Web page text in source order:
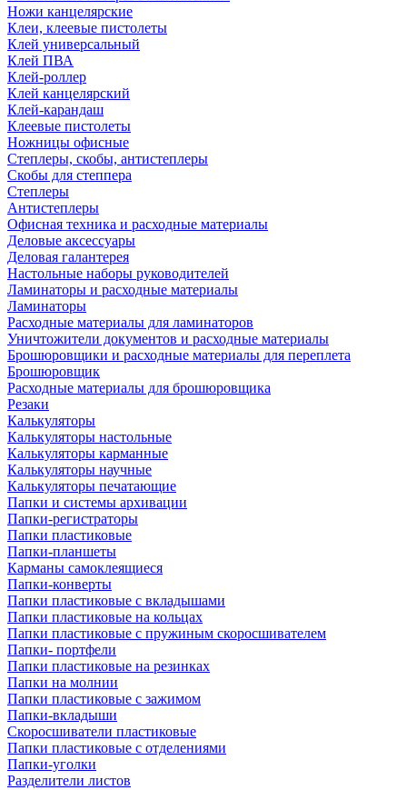
Ножи канцелярские
Клеи, клеевые пистолеты
Клей универсальный
Клей ПВА
Клей-роллер
Клей канцелярский
Клей-карандаш
Клеевые пистолеты
Ножницы офисные
Степлеры, скобы, антистеплеры
Скобы для степпера
Степлеры
Антистеплеры
Офисная техника и расходные материалы
Деловые аксессуары
Деловая галантерея
Настольные наборы руководителей
Ламинаторы и расходные материалы
Ламинаторы
Расходные материалы для ламинаторов
Уничтожители документов и расходные материалы
Брошюровщики и расходные материалы для переплета
Брошюровщик
Расходные материалы для брошюровщика
Резаки
Калькуляторы
Калькуляторы настольные
Калькуляторы карманные
Калькуляторы научные
Калькуляторы печатающие
Папки и системы архивации
Папки-регистраторы
Папки пластиковые
Папки-планшеты
Карманы самоклеящиеся
Папки-конверты
Папки пластиковые с вкладышами
Папки пластиковые на кольцах
Папки пластиковые с пружиным скоросшивателем
Папки- портфели
Папки пластиковые на резинках
Папки на молнии
Папки пластиковые с зажимом
Папки-вкладыши
Скоросшиватели пластиковые
Папки пластиковые с отделениями
Папки-уголки
Разделители листов